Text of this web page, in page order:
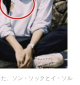
、ソン・ソックとイ・ソル